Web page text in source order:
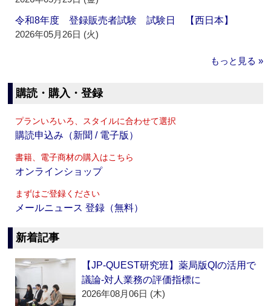
令和8年度 登録販売者試験 試験日 【西日本】
2026年05月26日 (火)
もっと見る »
購読・購入・登録
プランいろいろ、スタイルに合わせて選択
購読申込み（新聞 / 電子版）
書籍、電子商材の購入はこちら
オンラインショップ
まずはご登録ください
メールニュース 登録（無料）
新着記事
【JP-QUEST研究班】薬局版QIの活用で
議論‐対人業務の評価指標に
2026年08月06日 (木)